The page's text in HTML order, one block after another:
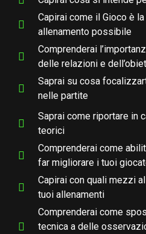
Capirai come il Gioco è
allenamento possibile
Comprenderai
delle relazioni e
Saprai su cosa
nelle partite
Saprai come riportare in
teorici
Comprenderai come
far migliorare i tuoi
Capirai con quali mezzi
tuoi allenamenti
Comprenderai come
tecnica a delle